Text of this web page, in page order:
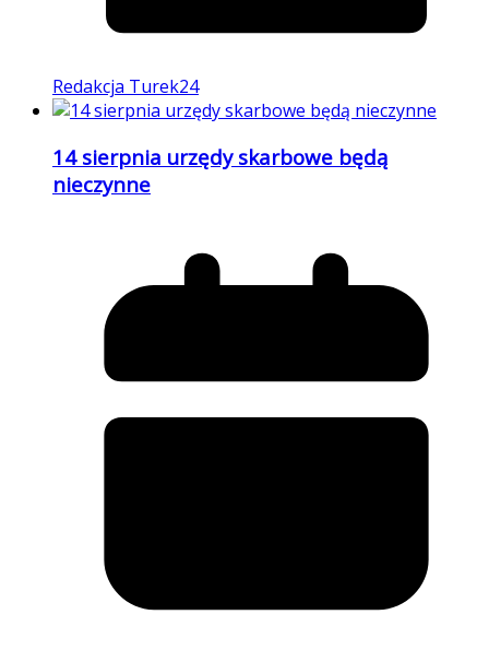
Redakcja Turek24
14 sierpnia urzędy skarbowe będą
nieczynne